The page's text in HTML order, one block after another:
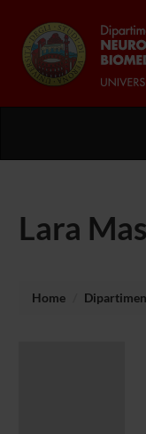
Lara
Home